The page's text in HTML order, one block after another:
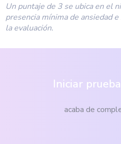
Un puntaje de 3 se ubica en el
presencia mínima de ansiedad
la evaluación.
Iniciar
acaba de